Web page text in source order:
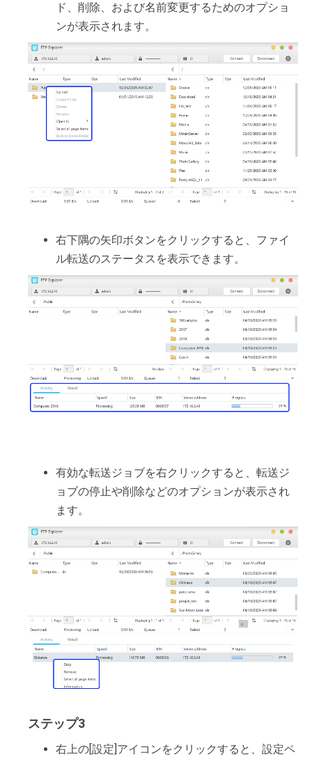
ド、削除、および名前変更するためのオプショ
ンが表示されます。
右下隅の矢印ボタンをクリックすると、ファイ
ル転送のステータスを表示できます。
有効な転送ジョブを右クリックすると、転送ジ
ョブの停止や削除などのオプションが表示され
ます。
ステップ3
右上の[設定]アイコンをクリックすると、設定ペ